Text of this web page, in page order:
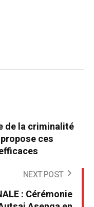
de la criminalité
ces
NEXT POST
: Cérémonie